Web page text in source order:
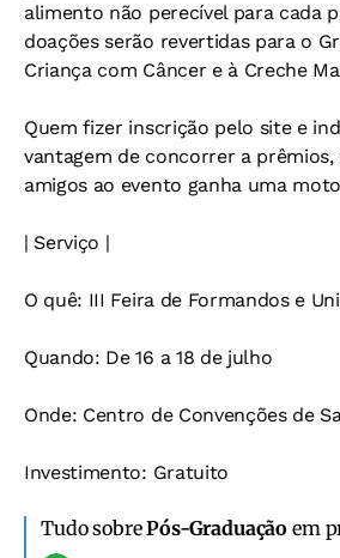
alimento não perecível para cada
doações serão revertidas para o
Criança com Câncer e à Creche
Quem fizer inscrição pelo site e
vantagem de concorrer a prêmios,
amigos ao evento ganha uma
| Serviço |
O quê: III Feira de Formandos e
Quando: De 16 a 18 de julho
Onde: Centro de Convenções de
Investimento: Gratuito
Tudo sobrePós-Graduação em